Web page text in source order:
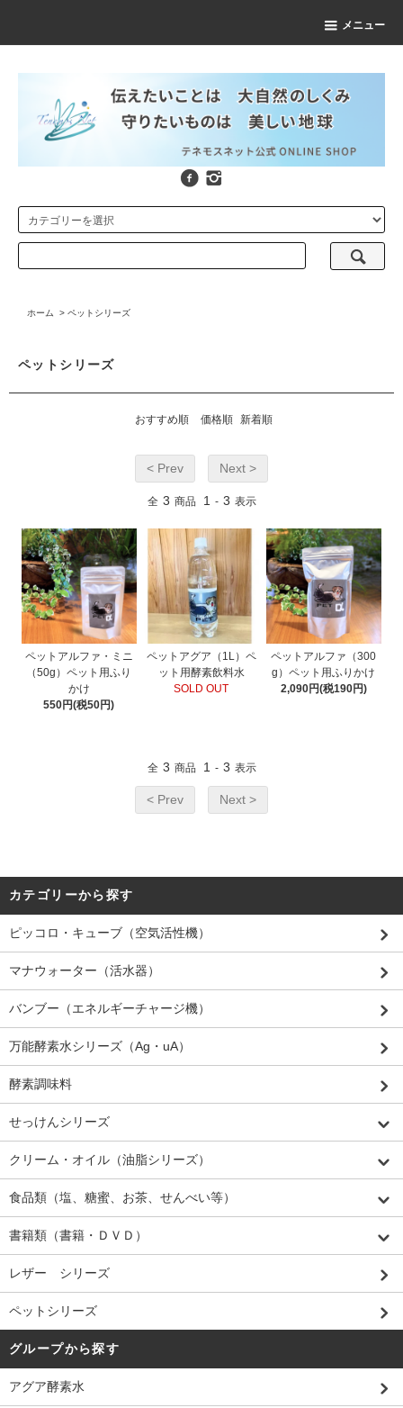
メニュー
ホーム > ペットシリーズ
ペットシリーズ
おすすめ順 価格順 新着順
< Prev Next >
全 3 商品 1 - 3 表示
ペットアルファ・ミニ
（50g）ペット用ふり
かけ
550円(税50円)
ペットアグア（1L）ペ
ット用酵素飲料水
SOLD OUT
ペットアルファ（300
g）ペット用ふりかけ
2,090円(税190円)
全 3 商品 1 - 3 表示
< Prev Next >
カテゴリーから探す
ピッコロ・キューブ（空気活性機）
マナウォーター（活水器）
バンブー（エネルギーチャージ機）
万能酵素水シリーズ（Ag・uA）
酵素調味料
せっけんシリーズ
クリーム・オイル（油脂シリーズ）
食品類（塩、糖蜜、お茶、せんべい等）
書籍類（書籍・ＤＶＤ）
レザー シリーズ
ペットシリーズ
グループから探す
アグア酵素水